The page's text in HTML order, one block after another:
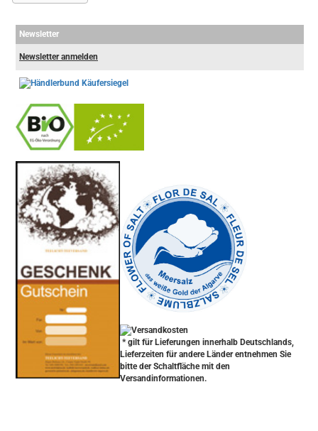
Newsletter
Newsletter anmelden
* gilt für Lieferungen innerhalb Deutschlands,
Lieferzeiten für andere Länder entnehmen Sie
bitte der Schaltfläche mit den
Versandinformationen.